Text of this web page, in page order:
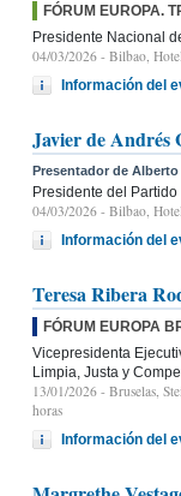
FÓRUM EUROPA.
Presidente Nacional
04/03/2026 - Bilbao,
Información del
Javier de Andrés
Presentador de
Presidente del
04/03/2026 - Bilbao,
Información del
Teresa Ribera
FÓRUM EUROPA
Vicepresidenta
Limpia, Justa y
13/01/2026 - Bruselas,
horas
Información del